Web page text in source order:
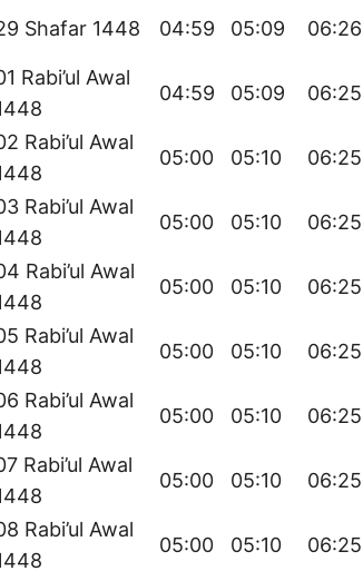
Shafar 1448 04:59 05:09 06:26
Rabi’ul Awal
04:59 05:09 06:25
Rabi’ul Awal
05:00 05:10 06:25
Rabi’ul Awal
05:00 05:10 06:25
Rabi’ul Awal
05:00 05:10 06:25
Rabi’ul Awal
05:00 05:10 06:25
Rabi’ul Awal
05:00 05:10 06:25
Rabi’ul Awal
05:00 05:10 06:25
Rabi’ul Awal
05:00 05:10 06:25